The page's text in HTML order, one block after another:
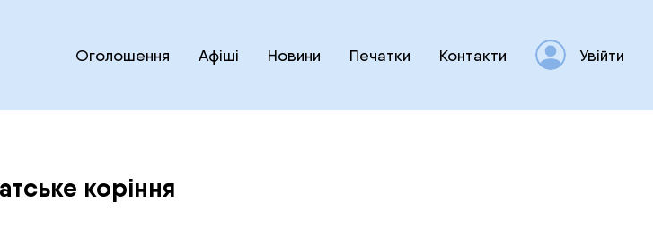
Оголошення Афіші Новини Печатки Контакти Увійти
коріння